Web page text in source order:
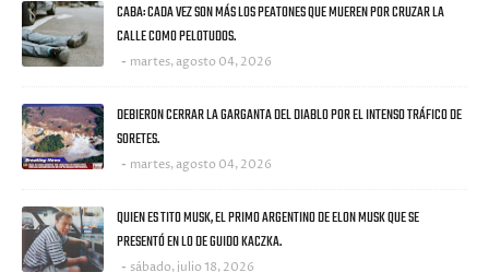
CABA: CADA VEZ SON MÁS LOS PEATONES QUE MUEREN POR CRUZAR LA
CALLE COMO PELOTUDOS.
martes, agosto 04, 2026
DEBIERON CERRAR LA GARGANTA DEL DIABLO POR EL INTENSO TRÁFICO DE
SORETES.
martes, agosto 04, 2026
QUIEN ES TITO MUSK, EL PRIMO ARGENTINO DE ELON MUSK QUE SE
PRESENTÓ EN LO DE GUIDO KACZKA.
sábado, julio 18, 2026